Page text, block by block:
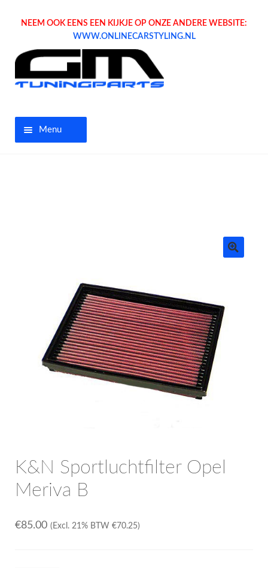
NEEM OOK EENS EEN KIJKJE OP ONZE ANDERE WEBSITE:
WWW.ONLINECARSTYLING.NL
Menu
Bedrijfswagen parts
Contact
K&N Sportluchtfilter Opel
Meriva B
€85.00 (Excl. 21% BTW €70.25)